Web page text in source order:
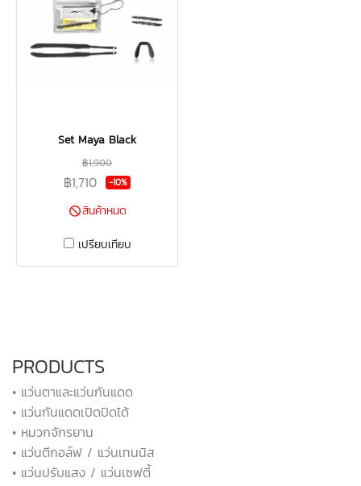
Set Maya Black
฿1,900
฿1,710 -10%
สินค้าหมด
เปรียบเทียบ
PRODUCTS
• แว่นตาและแว่นกันแดด
• แว่นกันแดดเปิดปิดได้
• หมวกจักรยาน
• แว่นตีกอล์ฟ / แว่นเทนนิส
• แว่นปรับแสง / แว่นเซฟตี้